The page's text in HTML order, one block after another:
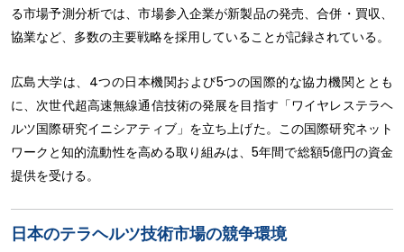
る市場予測分析では、市場参入企業が新製品の発売、合併・買収、
協業など、多数の主要戦略を採用していることが記録されている。
広島大学は、4つの日本機関および5つの国際的な協力機関ととも
に、次世代超高速無線通信技術の発展を目指す「ワイヤレステラヘ
ルツ国際研究イニシアティブ」を立ち上げた。この国際研究ネット
ワークと知的流動性を高める取り組みは、5年間で総額5億円の資金
提供を受ける。
日本のテラヘルツ技術市場の競争環境